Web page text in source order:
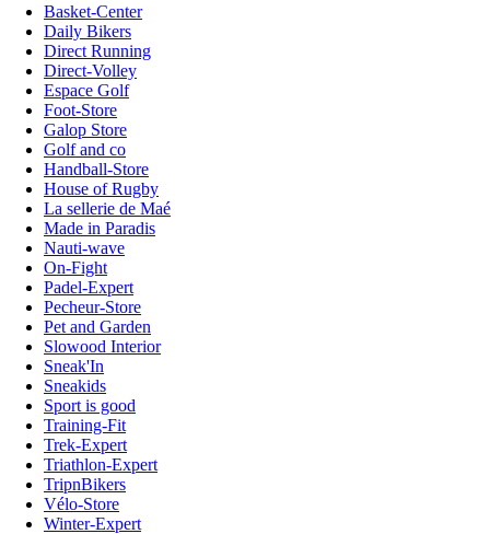
Basket-Center
Daily Bikers
Direct Running
Direct-Volley
Espace Golf
Foot-Store
Galop Store
Golf and co
Handball-Store
House of Rugby
La sellerie de Maé
Made in Paradis
Nauti-wave
On-Fight
Padel-Expert
Pecheur-Store
Pet and Garden
Slowood Interior
Sneak'In
Sneakids
Sport is good
Training-Fit
Trek-Expert
Triathlon-Expert
TripnBikers
Vélo-Store
Winter-Expert